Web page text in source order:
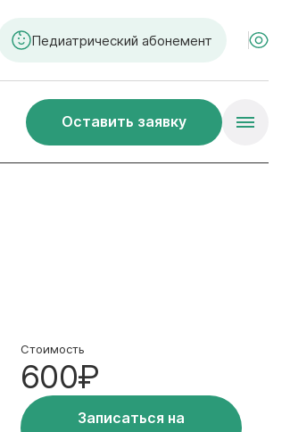
Педиатрический абонемент
Оставить заявку
Стоимость
600₽
Записаться на